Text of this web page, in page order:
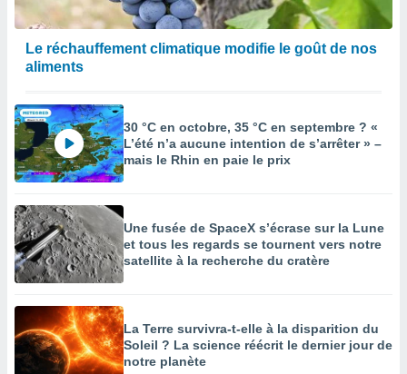
Le réchauffement climatique modifie le goût de nos
aliments
30 °C en octobre, 35 °C en septembre ? «
L’été n’a aucune intention de s’arrêter » –
mais le Rhin en paie le prix
Une fusée de SpaceX s’écrase sur la Lune
et tous les regards se tournent vers notre
satellite à la recherche du cratère
La Terre survivra-t-elle à la disparition du
Soleil ? La science réécrit le dernier jour de
notre planète